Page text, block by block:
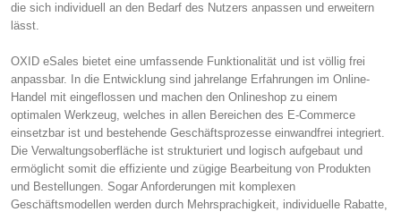
die sich individuell an den Bedarf des Nutzers anpassen und erweitern
lässt.
OXID eSales bietet eine umfassende Funktionalität und ist völlig frei
anpassbar. In die Entwicklung sind jahrelange Erfahrungen im Online-
Handel mit eingeflossen und machen den Onlineshop zu einem
optimalen Werkzeug, welches in allen Bereichen des E-Commerce
einsetzbar ist und bestehende Geschäftsprozesse einwandfrei integriert.
Die Verwaltungsoberfläche ist strukturiert und logisch aufgebaut und
ermöglicht somit die effiziente und zügige Bearbeitung von Produkten
und Bestellungen. Sogar Anforderungen mit komplexen
Geschäftsmodellen werden durch Mehrsprachigkeit, individuelle Rabatte,